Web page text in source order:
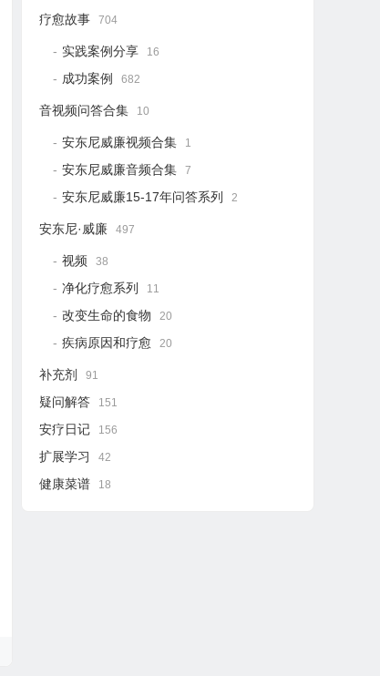
疗愈故事 704
实践案例分享 16
成功案例 682
音视频问答合集 10
安东尼威廉视频合集 1
安东尼威廉音频合集 7
安东尼威廉15-17年问答系列 2
安东尼·威廉 497
视频 38
净化疗愈系列 11
改变生命的食物 20
疾病原因和疗愈 20
补充剂 91
疑问解答 151
安疗日记 156
扩展学习 42
健康菜谱 18